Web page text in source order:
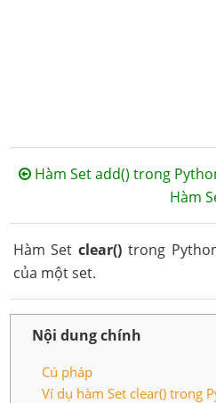
Hàm Set add() trong
Hàm
Hàm Setclear() trong
của một set.
Nội dung chính
Cú pháp
Ví dụ hàm Set clear() trong